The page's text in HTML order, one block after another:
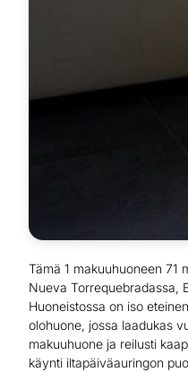
Tämä 1 makuuhuoneen 71
Nueva Torrequebradassa,
Huoneistossa on iso
olohuone, jossa laadukas
makuuhuone ja reilusti
käynti iltapäiväauringon